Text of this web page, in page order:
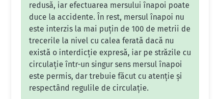
redusă, iar efectuarea mersului înapoi poate
duce la accidente. În rest, mersul înapoi nu
este interzis la mai puțin de 100 de metrii de
trecerile la nivel cu calea ferată dacă nu
există o interdicție expresă, iar pe străzile cu
circulație într-un singur sens mersul înapoi
este permis, dar trebuie făcut cu atenție și
respectând regulile de circulație.